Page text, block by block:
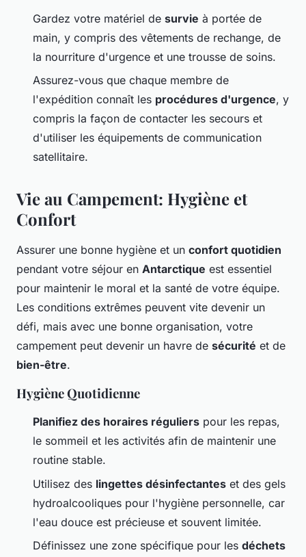
Gardez votre matériel de survie à portée de
main, y compris des vêtements de rechange, de
la nourriture d'urgence et une trousse de soins.
Assurez-vous que chaque membre de
l'expédition connaît les procédures d'urgence, y
compris la façon de contacter les secours et
d'utiliser les équipements de communication
satellitaire.
Vie au Campement: Hygiène et
Confort
Assurer une bonne hygiène et un confort quotidien
pendant votre séjour en Antarctique est essentiel
pour maintenir le moral et la santé de votre équipe.
Les conditions extrêmes peuvent vite devenir un
défi, mais avec une bonne organisation, votre
campement peut devenir un havre de sécurité et de
bien-être.
Hygiène Quotidienne
Planifiez des horaires réguliers pour les repas,
le sommeil et les activités afin de maintenir une
routine stable.
Utilisez des lingettes désinfectantes et des gels
hydroalcooliques pour l'hygiène personnelle, car
l'eau douce est précieuse et souvent limitée.
Définissez une zone spécifique pour les déchets